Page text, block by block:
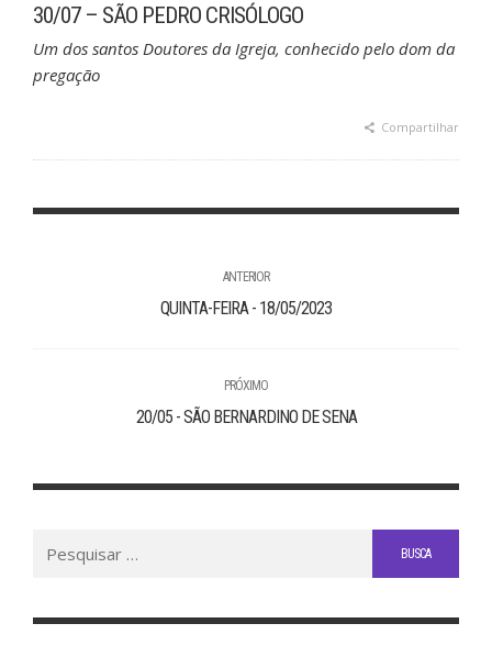
30/07 – SÃO PEDRO CRISÓLOGO
Um dos santos Doutores da Igreja, conhecido pelo dom da
pregação
Compartilhar
ANTERIOR
QUINTA-FEIRA - 18/05/2023
PRÓXIMO
20/05 - SÃO BERNARDINO DE SENA